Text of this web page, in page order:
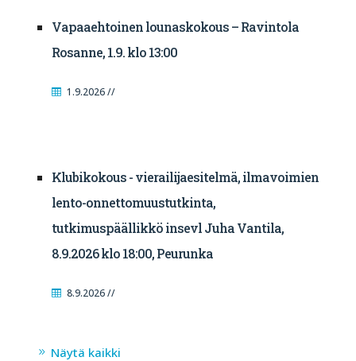
Vapaaehtoinen lounaskokous – Ravintola
Rosanne, 1.9. klo 13:00
1.9.2026 //
Klubikokous - vierailijaesitelmä, ilmavoimien
lento-onnettomuustutkinta,
tutkimuspäällikkö insevl Juha Vantila,
8.9.2026 klo 18:00, Peurunka
8.9.2026 //
Näytä kaikki